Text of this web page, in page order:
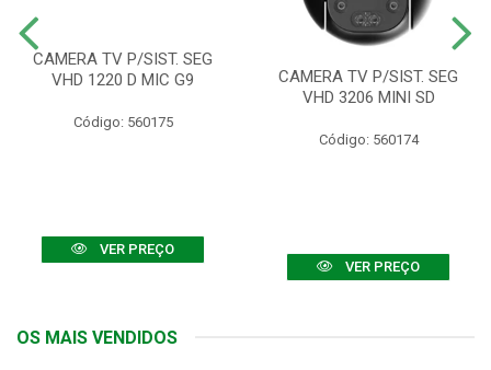
CAMERA TV P/SIST. SEG
VHD 1220 D MIC G9
Código: 560175
VER PREÇO
CAMERA TV P/SIST. SEG
VHD 3206 MINI SD
Código: 560174
VER PREÇO
OS MAIS VENDIDOS